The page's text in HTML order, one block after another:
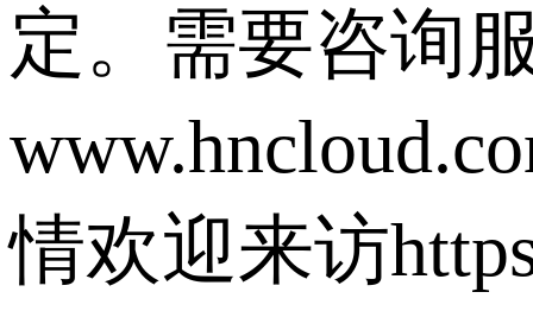
定。需要咨询
情欢迎来访